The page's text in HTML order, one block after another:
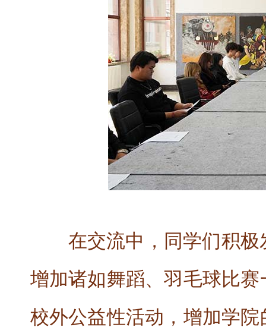
在交流中，同学们积
增加诸如舞蹈、羽毛球比
校外公益性活动，增加学